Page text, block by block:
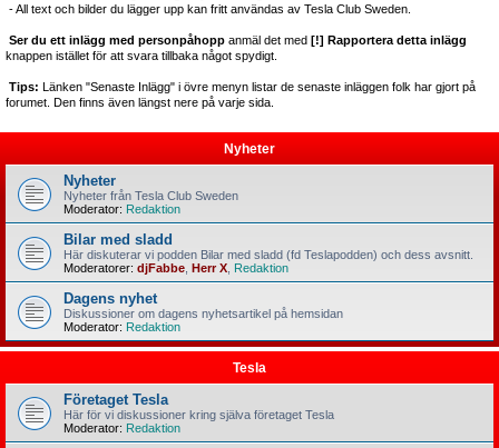
- All text och bilder du lägger upp kan fritt användas av Tesla Club Sweden.
Ser du ett inlägg med personpåhopp anmäl det med [!] Rapportera detta inlägg
knappen istället för att svara tillbaka något spydigt.
Tips: Länken "Senaste Inlägg" i övre menyn listar de senaste inläggen folk har gjort på
forumet. Den finns även längst nere på varje sida.
Nyheter
Nyheter
Nyheter från Tesla Club Sweden
Moderator: Redaktion
Bilar med sladd
Här diskuterar vi podden Bilar med sladd (fd Teslapodden) och dess avsnitt.
Moderatorer: djFabbe Herr X Redaktion
Dagens nyhet
Diskussioner om dagens nyhetsartikel på hemsidan
Moderator: Redaktion
Tesla
Företaget Tesla
Här för vi diskussioner kring själva företaget Tesla
Moderator: Redaktion